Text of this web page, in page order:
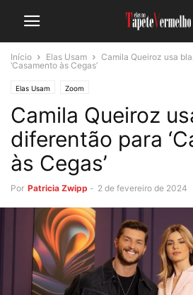
Início Elas Usam
Camila Queiroz usa
‘Casamento às Cegas’
Elas Usam Zoom
Camila Queiroz
diferentão para
às Cegas’
Por Patricia Zwipp - 2 de fevereiro de 2024